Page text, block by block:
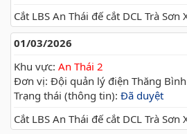
Cắt LBS An Thái đế cắt DCL Trà Sơn
01/03/2026
Khu vực: An Thái 2
Đơn vị: Đội quản lý điện Thăng Bình
Trạng thái (thông tin): Đã duyệt
Cắt LBS An Thái đế cắt DCL Trà Sơn